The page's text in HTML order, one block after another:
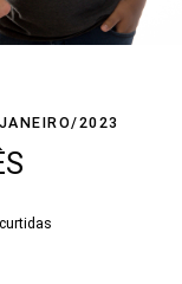
2023
curtidas